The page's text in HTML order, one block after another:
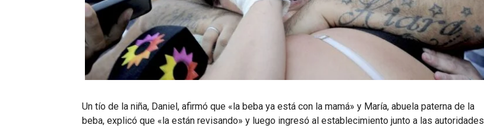
Un tío de la niña, Daniel, afirmó que «la beba ya está con la mamá» y María, abuela paterna de la
beba, explicó que «la están revisando» y luego ingresó al establecimiento junto a las autoridades